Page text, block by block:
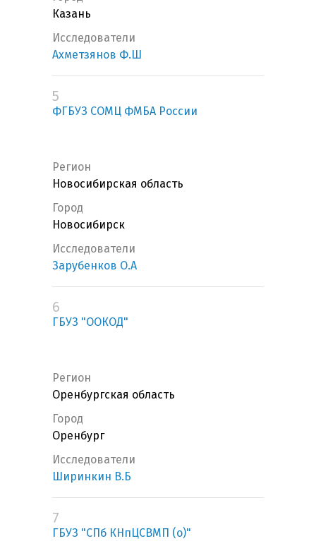
Казань
Исследователи
Ахметзянов Ф.Ш
5
ФГБУЗ СОМЦ ФМБА России
Регион
Новосибирская область
Город
Новосибирск
Исследователи
Зарубенков О.А
6
ГБУЗ "ООКОД"
Регион
Оренбургская область
Город
Оренбург
Исследователи
Ширинкин В.Б
7
ГБУЗ "СПб КНпЦСВМП (о)"